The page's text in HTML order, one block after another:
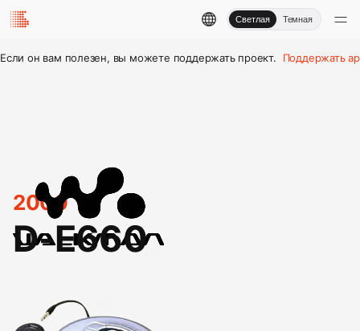
Светлая Темная
Если он вам полезен, вы можете поддержать проект. Поддержать
2000
D-E660